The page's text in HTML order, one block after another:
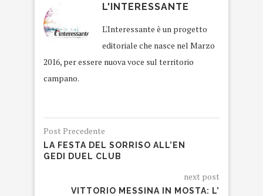
L'INTERESSANTE
L'Interessante è un progetto
editoriale che nasce nel Marzo
2016, per essere nuova voce sul territorio
campano.
Post Precedente
LA FESTA DEL SORRISO ALL’EN
GEDI DUEL CLUB
next post
VITTORIO MESSINA IN MOSTA: L’